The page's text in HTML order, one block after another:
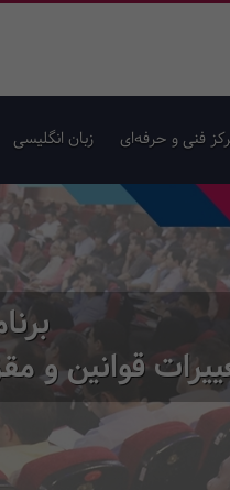
فنی و حرفه‌ای زبان انگلیسی
قوانین و